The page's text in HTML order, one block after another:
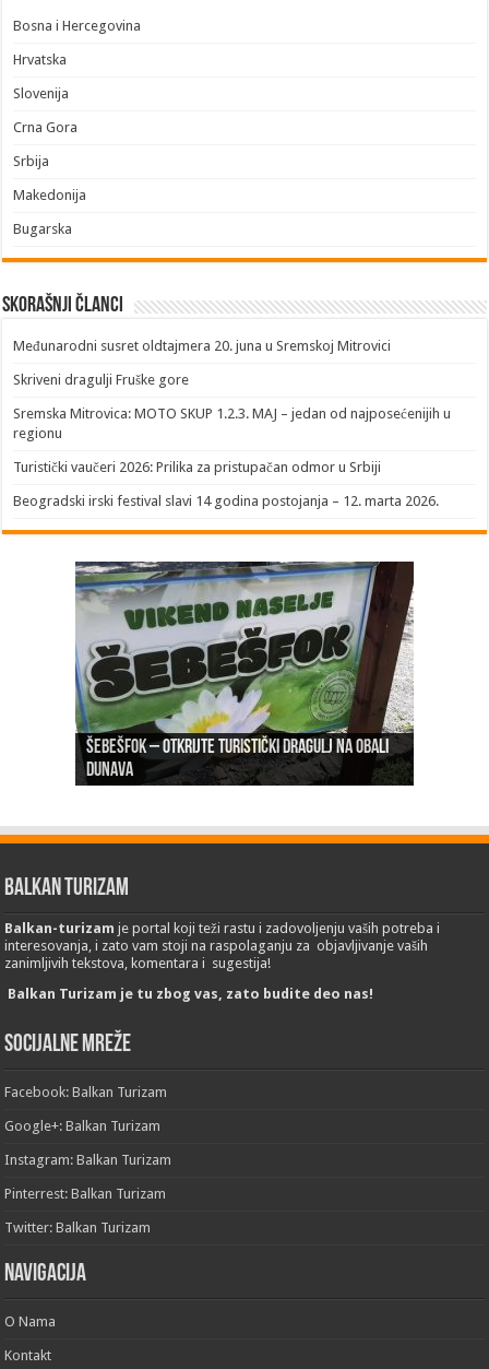
Bosna i Hercegovina
Hrvatska
Slovenija
Crna Gora
Srbija
Makedonija
Bugarska
Skorašnji članci
​Međunarodni susret oldtajmera 20. juna u Sremskoj Mitrovici
Skriveni dragulji Fruške gore
Sremska Mitrovica: MOTO SKUP 1.2.3. MAJ – jedan od najposećenijih u
regionu
Turistički vaučeri 2026: Prilika za pristupačan odmor u Srbiji
Beogradski irski festival slavi 14 godina postojanja – 12. marta 2026.
Šebešfok – Otkrijte turistički dragulj na obali
Dunava
Erdevik: Sremska kulenijada 8. juna
Pomerena kupališna sezona na Gradskoj plaži u
Sremskoj Mitrovici
Novi Sad: Exit festival od 6.do 9. jula
26. Međunarodni sajam turizma „EMITT 2023“
Balkan Turizam
Balkan-turizam je portal koji teži rastu i zadovoljenju vaših potreba i
interesovanja, i zato vam stoji na raspolaganju za objavljivanje vaših
zanimljivih tekstova, komentara i sugestija!
Balkan Turizam je tu zbog vas, zato budite deo nas!
Socijalne mreže
Facebook: Balkan Turizam
Google+: Balkan Turizam
Instagram: Balkan Turizam
Pinterrest: Balkan Turizam
Twitter: Balkan Turizam
Navigacija
O Nama
Kontakt